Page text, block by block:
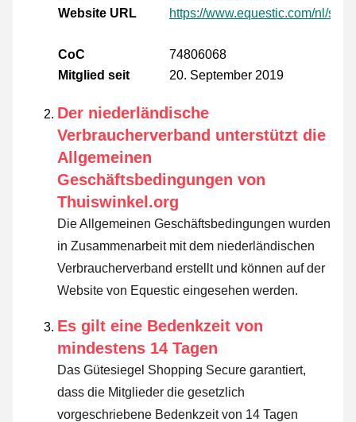
Website URL
https://www.equestic.com/nl/
CoC
74806068
Mitglied seit
20. September 2019
Der niederländische
Verbraucherverband unterstützt die
Allgemeinen
Geschäftsbedingungen von
Thuiswinkel.org
Die Allgemeinen Geschäftsbedingungen wurden
in Zusammenarbeit mit dem niederländischen
Verbraucherverband erstellt und können auf der
Website von Equestic eingesehen werden.
Es gilt eine Bedenkzeit von
mindestens 14 Tagen
Das Gütesiegel Shopping Secure garantiert,
dass die Mitglieder die gesetzlich
vorgeschriebene Bedenkzeit von 14 Tagen